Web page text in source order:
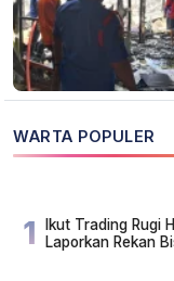
WARTA POPULER
1
Ikut Trading Rugi
Laporkan Rekan